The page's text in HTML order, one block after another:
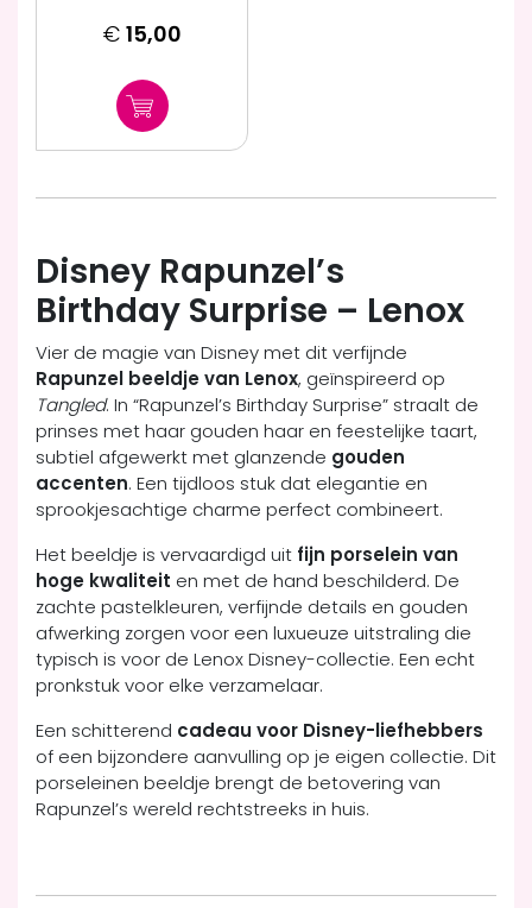
€ 15,00
Disney Rapunzel’s
Birthday Surprise – Lenox
Vier de magie van Disney met dit verfijnde
Rapunzel beeldje van Lenox, geïnspireerd op
Tangled. In “Rapunzel’s Birthday Surprise” straalt de
prinses met haar gouden haar en feestelijke taart,
subtiel afgewerkt met glanzende gouden
accenten. Een tijdloos stuk dat elegantie en
sprookjesachtige charme perfect combineert.
Het beeldje is vervaardigd uit fijn porselein van
hoge kwaliteit en met de hand beschilderd. De
zachte pastelkleuren, verfijnde details en gouden
afwerking zorgen voor een luxueuze uitstraling die
typisch is voor de Lenox Disney-collectie. Een echt
pronkstuk voor elke verzamelaar.
Een schitterend cadeau voor Disney-liefhebbers
of een bijzondere aanvulling op je eigen collectie. Dit
porseleinen beeldje brengt de betovering van
Rapunzel’s wereld rechtstreeks in huis.